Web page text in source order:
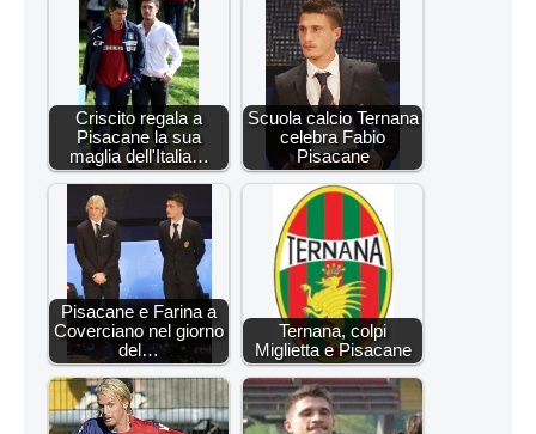
Criscito regala a
Pisacane la sua
maglia dell'Italia…
Scuola calcio Ternana
celebra Fabio
Pisacane
Pisacane e Farina a
Coverciano nel giorno
del…
Ternana, colpi
Miglietta e Pisacane